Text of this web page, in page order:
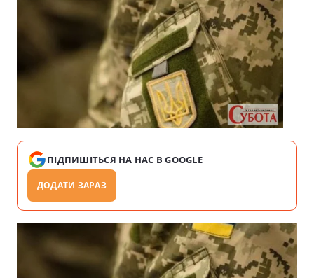
ПІДПИШІТЬСЯ НА НАС В GOOGLE
ДОДАТИ ЗАРАЗ